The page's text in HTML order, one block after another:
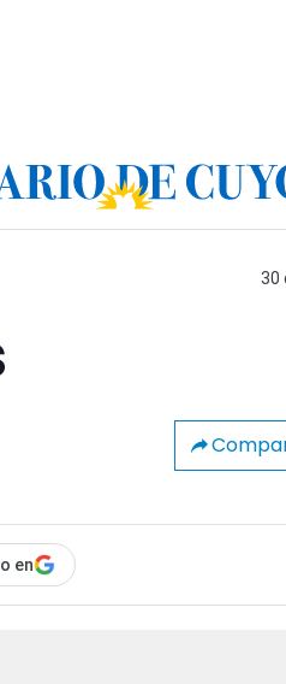
30
en